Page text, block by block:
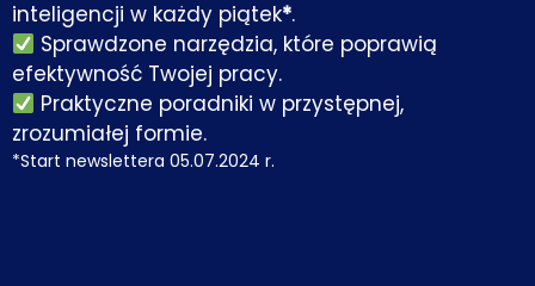
inteligencji w każdy piątek*.
Sprawdzone narzędzia, które poprawią
efektywność Twojej pracy.
Praktyczne poradniki w przystępnej,
zrozumiałej formie.
*Start newslettera 05.07.2024 r.